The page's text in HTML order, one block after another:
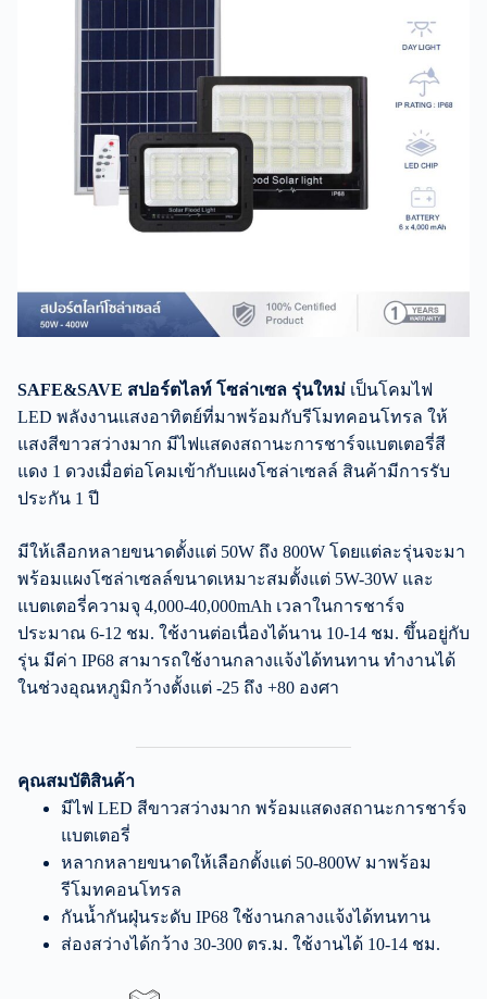
SAFE&SAVE สปอร์ตไลท์ โซล่าเซล รุ่นใหม่ เป็นโคมไฟ
LED พลังงานแสงอาทิตย์ที่มาพร้อมกับรีโมทคอนโทรล ให้
แสงสีขาวสว่างมาก มีไฟแสดงสถานะการชาร์จแบตเตอรี่สี
แดง 1 ดวงเมื่อต่อโคมเข้ากับแผงโซล่าเซลล์ สินค้ามีการรับ
ประกัน 1 ปี
มีให้เลือกหลายขนาดตั้งแต่ 50W ถึง 800W โดยแต่ละรุ่นจะมา
พร้อมแผงโซล่าเซลล์ขนาดเหมาะสมตั้งแต่ 5W-30W และ
แบตเตอรี่ความจุ 4,000-40,000mAh เวลาในการชาร์จ
ประมาณ 6-12 ชม. ใช้งานต่อเนื่องได้นาน 10-14 ชม. ขึ้นอยู่กับ
รุ่น มีค่า IP68 สามารถใช้งานกลางแจ้งได้ทนทาน ทำงานได้
ในช่วงอุณหภูมิกว้างตั้งแต่ -25 ถึง +80 องศา
คุณสมบัติสินค้า
มีไฟ LED สีขาวสว่างมาก พร้อมแสดงสถานะการชาร์จ
แบตเตอรี่
หลากหลายขนาดให้เลือกตั้งแต่ 50-800W มาพร้อม
รีโมทคอนโทรล
กันน้ำกันฝุ่นระดับ IP68 ใช้งานกลางแจ้งได้ทนทาน
ส่องสว่างได้กว้าง 30-300 ตร.ม. ใช้งานได้ 10-14 ชม.